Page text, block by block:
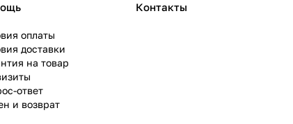
оплаты
доставки
на товар
ответ
и возврат
Контакты